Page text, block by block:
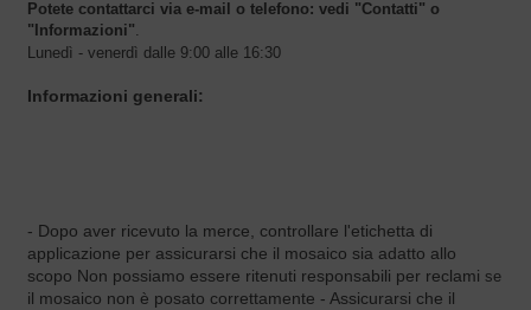
Potete contattarci via e-mail o telefono: vedi "Contatti" o
"Informazioni".
Lunedì - venerdì dalle 9:00 alle 16:30
Informazioni generali:
- Dopo aver ricevuto la merce, controllare l'etichetta di
applicazione per assicurarsi che il mosaico sia adatto allo
scopo Non possiamo essere ritenuti responsabili per reclami se
il mosaico non è posato correttamente - Assicurarsi che il